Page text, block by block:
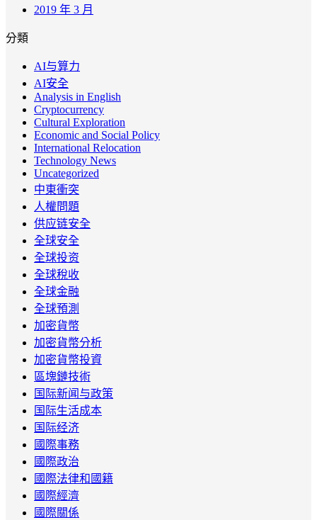
2019 年 3 月
分類
AI与算力
AI安全
Analysis in English
Cryptocurrency
Cultural Exploration
Economic and Social Policy
International Relocation
Technology News
Uncategorized
中東衝突
人權問題
供应链安全
全球安全
全球投资
全球稅收
全球金融
全球預測
加密貨幣
加密貨幣分析
加密貨幣投資
區塊鏈技術
国际新闻与政策
国际生活成本
国际经济
國際事務
國際政治
國際法律和國籍
國際經濟
國際關係